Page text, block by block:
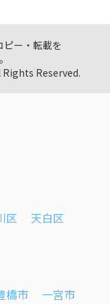
ピー・転載を
Rights Reserved.
区
天白区
橋市 一宮市